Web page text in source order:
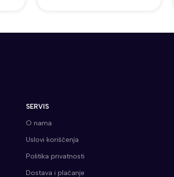
SERVIS
O nama
Uslovi korišćenja
Politika privatnosti
Dostava i plaćanje